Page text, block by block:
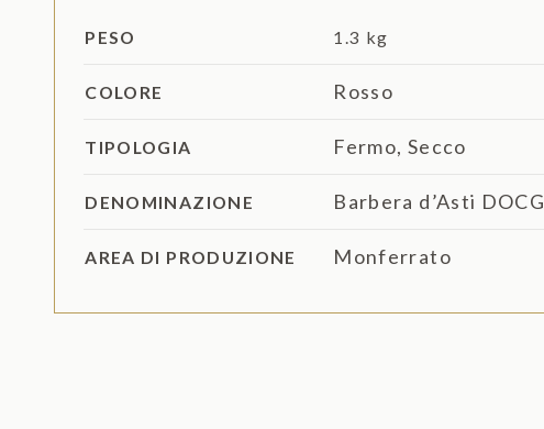
PESO 1.3 kg
COLORE Rosso
TIPOLOGIA Fermo, Secco
DENOMINAZIONE Barbera d’Asti DOCG
AREA DI PRODUZIONE Monferrato